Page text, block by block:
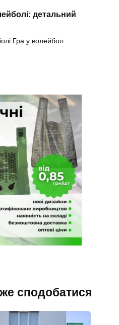
детальний
Гра у волейбол
сподобатися